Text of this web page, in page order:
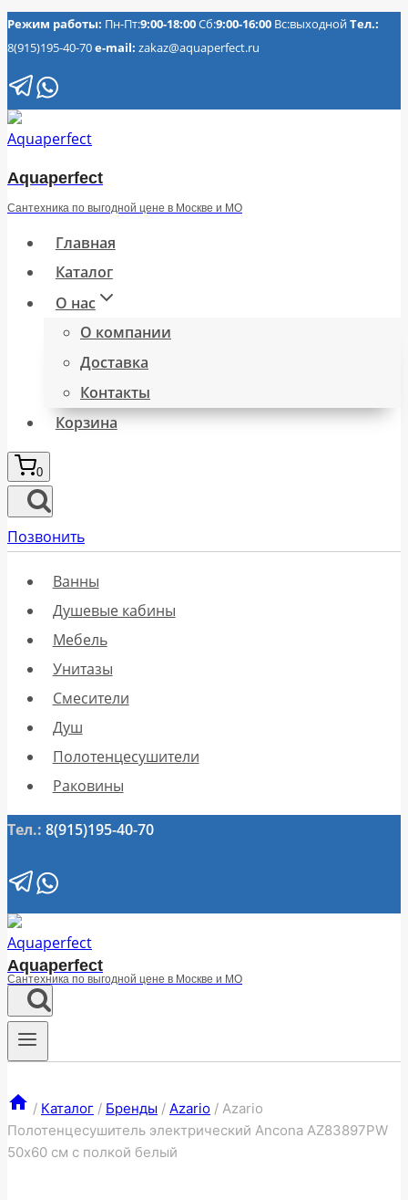
Перейти
к
содержимому
Режим работы: Пн-Пт:9:00-18:00Сб:9:00-16:00 Вс:выходнойТел.:
8(915)195-40-70e-mail: zakaz@aquaperfect.ru
Aquaperfect
Сантехника по выгодной цене в Москве и МО
Главная
Каталог
О нас
О компании
Доставка
Контакты
Корзина
0
Позвонить
Ванны
Душевые кабины
Мебель
Унитазы
Смесители
Душ
Полотенцесушители
Раковины
Тел.: 8(915)195-40-70
Aquaperfect
Сантехника по выгодной цене в Москве и МО
/ Каталог / Бренды / Azario / Azario
Полотенцесушитель электрический Ancona AZ83897PW
50х60 см с полкой белый